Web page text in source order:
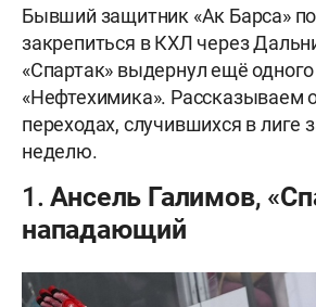
Бывший защитник «Ак Барса»
закрепиться в КХЛ через
«Спартак» выдернул ещё одного
«Нефтехимика». Рассказываем
переходах, случившихся в лиге
неделю.
1. Ансель Галимов,
нападающий